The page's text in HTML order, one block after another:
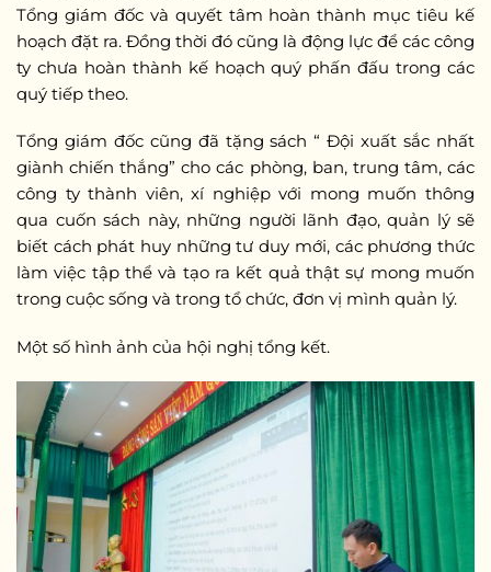
Tổng giám đốc và quyết tâm hoàn thành mục tiêu kế
hoạch đặt ra. Đồng thời đó cũng là động lực để các công
ty chưa hoàn thành kế hoạch quý phấn đấu trong các
quý tiếp theo.
Tổng giám đốc cũng đã tặng sách “ Đội xuất sắc nhất
giành chiến thắng” cho các phòng, ban, trung tâm, các
công ty thành viên, xí nghiệp với mong muốn thông
qua cuốn sách này, những người lãnh đạo, quản lý sẽ
biết cách phát huy những tư duy mới, các phương thức
làm việc tập thể và tạo ra kết quả thật sự mong muốn
trong cuộc sống và trong tổ chức, đơn vị mình quản lý.
Một số hình ảnh của hội nghị tổng kết.